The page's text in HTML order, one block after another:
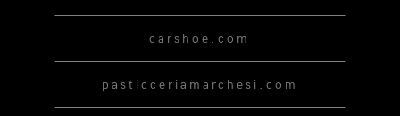
carshoe.com
pasticceriamarchesi.com